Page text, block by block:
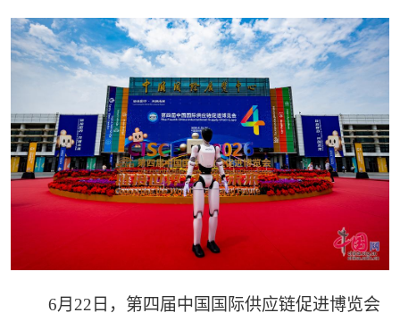
6月22日，第四届中国国际供应链促进博览会